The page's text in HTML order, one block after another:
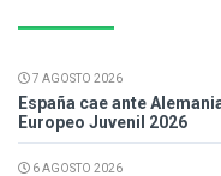
7 AGOSTO 2026
España cae ante
Europeo Juvenil 2026
6 AGOSTO 2026